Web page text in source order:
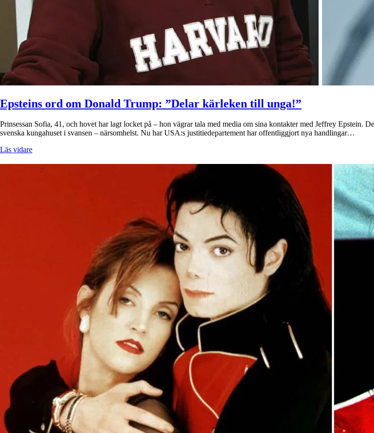
Epsteins ord om Donald Trump: ”Delar kärleken till unga!”
Prinsessan Sofia, 41, och hovet har lagt locket på – hon vägrar tala med media om sina kontakter med Jeffrey Epstein.
svenska kungahuset i svansen – närsomhelst. Nu har USA:s justitiedepartement har offentliggjort nya handlingar…
Läs vidare